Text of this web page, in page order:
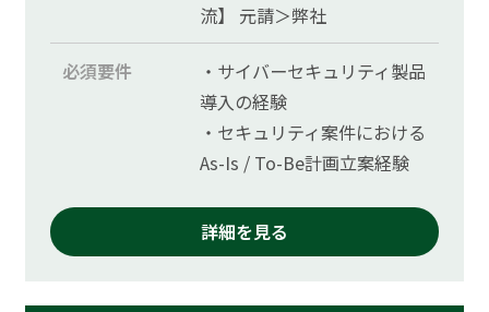
流】 元請＞弊社
必須要件
・サイバーセキュリティ製品
導入の経験
・セキュリティ案件における
As-Is / To-Be計画立案経験
詳細を見る